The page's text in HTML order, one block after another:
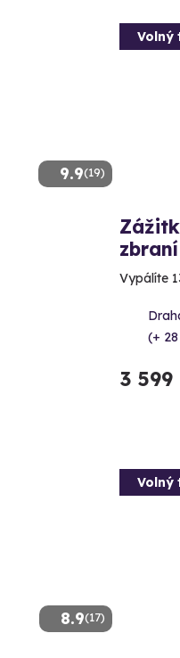
9.9(19)
Volný
zbraní
Vypálíte
(+
3 599
8.9(17)
Volný